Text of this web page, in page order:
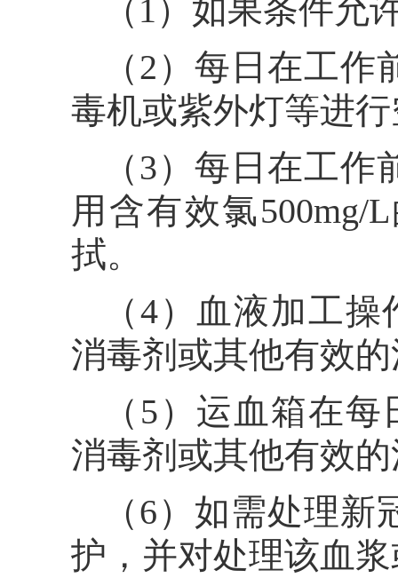
（1）如果条件允
（2）每日在工
毒机或紫外灯等进
（3）每日在工
用含有效氯500mg/
拭。
（4）血液加工
消毒剂或其他有效
（5）运血箱在
消毒剂或其他有效
（6）如需处理
护，并对处理该血